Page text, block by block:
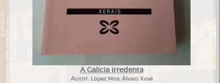
A Galicia irredenta
Autor: López Mira, Álvaro Xosé